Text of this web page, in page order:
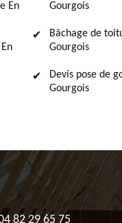
En
Gourgois
Bâchage de
Gourgois
Devis pose de
Gourgois
82 29 65 75